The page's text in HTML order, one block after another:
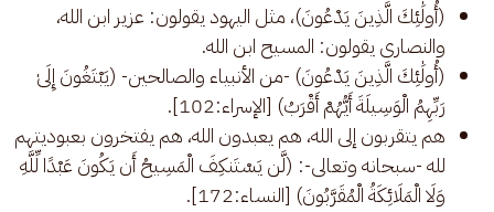
(أُولَٰئِكَ الَّذِينَ يَدْعُونَ)، مثل اليهود يقولون: عزير ابن الله،
والنصارى يقولون: المسيح ابن الله.
(أُولَٰئِكَ الَّذِينَ يَدْعُونَ) -من الأنبياء والصالحين- (يَبْتَغُونَ إِلَىٰ
رَبِّهِمُ الْوَسِيلَةَ أَيُّهُمْ أَقْرَبُ) [الإسراء:102].
هم يتقربون إلى الله، هم يعبدون الله، هم يفتخرون بعبوديتهم
لله -سبحانه وتعالى-: (لَّن يَسْتَنكِفَ الْمَسِيحُ أَن يَكُونَ عَبْدًا لِّلَّهِ
وَلَا الْمَلَائِكَةُ الْمُقَرَّبُونَ) [النساء:172].